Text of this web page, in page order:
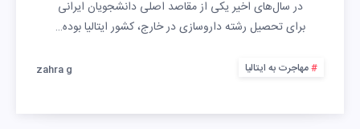
در سال‌های اخیر یکی از مقاصد اصلی دانشجویان ایرانی
برای تحصیل رشته داروسازی در خارج، کشور ایتالیا بوده…
مهاجرت به ایتالیا zahra g